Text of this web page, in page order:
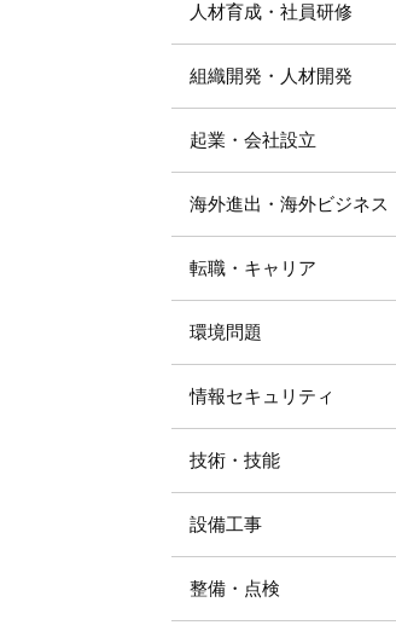
人材育成・社員研修
組織開発・人材開発
起業・会社設立
海外進出・海外ビジネス
転職・キャリア
環境問題
情報セキュリティ
技術・技能
設備工事
整備・点検